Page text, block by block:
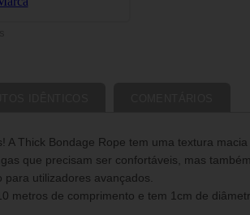
A Thick Bondage Rope tem uma textura
que precisam ser confortáveis, mas
utilizadores avançados.
metros de comprimento e tem 1cm de